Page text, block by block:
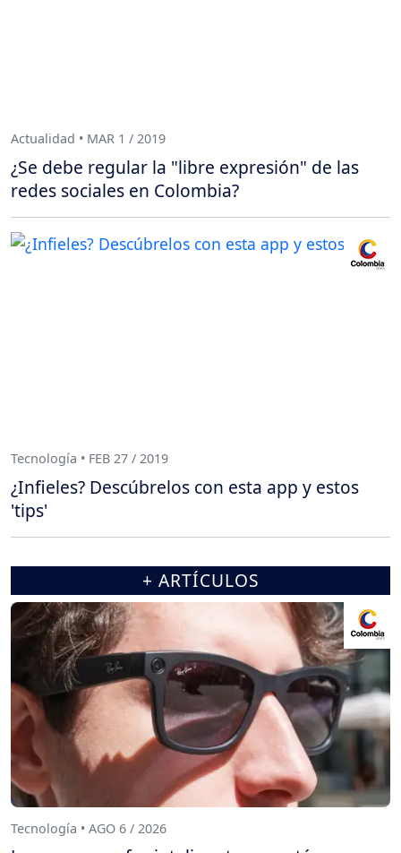
Actualidad • MAR 1 / 2019
¿Se debe regular la "libre expresión" de las
redes sociales en Colombia?
Tecnología • FEB 27 / 2019
¿Infieles? Descúbrelos con esta app y estos
'tips'
+ ARTÍCULOS
Tecnología • AGO 6 / 2026